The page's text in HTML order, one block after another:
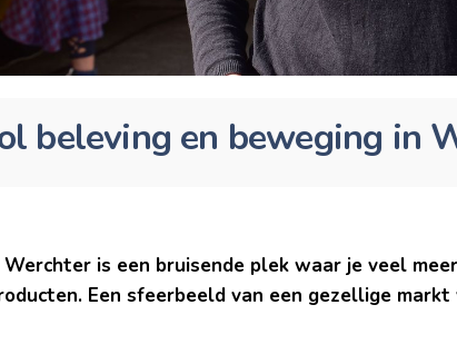
beleving en beweging in
is een bruisende plek waar je veel
Een sfeerbeeld van een gezellige